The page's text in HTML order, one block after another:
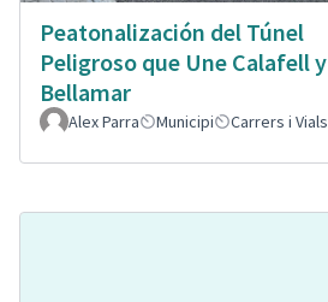
Peatonalización del Túnel
Peligroso que Une Calafell y
Bellamar
Alex Parra Municipi Carrers i Vials